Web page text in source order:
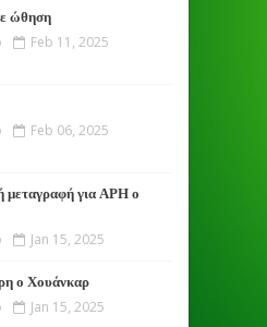
ώθηση
Feb 11, 2025
Feb 06, 2025
μεταγραφή για ΑΡΗ ο
Jan 15, 2025
ο Χουάνκαρ
Jan 15, 2025